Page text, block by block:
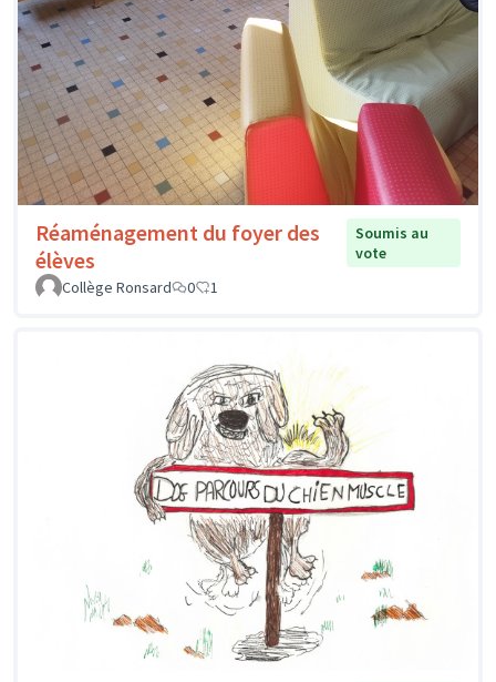
Réaménagement du foyer des
élèves
Soumis au
vote
Collège Ronsard
0 1